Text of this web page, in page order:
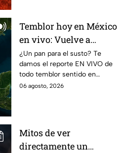
Temblor hoy en México
en vivo: Vuelve a
temblar en Baja
California durante la
madrugada
¿Un pan para el susto? Te
damos el reporte EN VIVO de
todo temblor sentido en
México con epicentro,
06 agosto, 2026
Mitos de ver
directamente un